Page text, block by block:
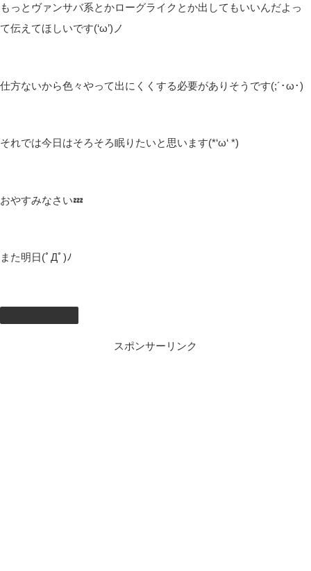
もっとヴァンサバ系とかローグライクとか出してもいいんだよっ
て伝えてほしいです(‘ω’)ノ
仕方ないから色々やって出にくくする必要がありそうです(;´･ω･)
それでは今日はそろそろ眠りたいと思います(*‘ω‘ *)
おやすみなさい💤
また明日(ﾟДﾟ)ﾉ
スポンサーリンク